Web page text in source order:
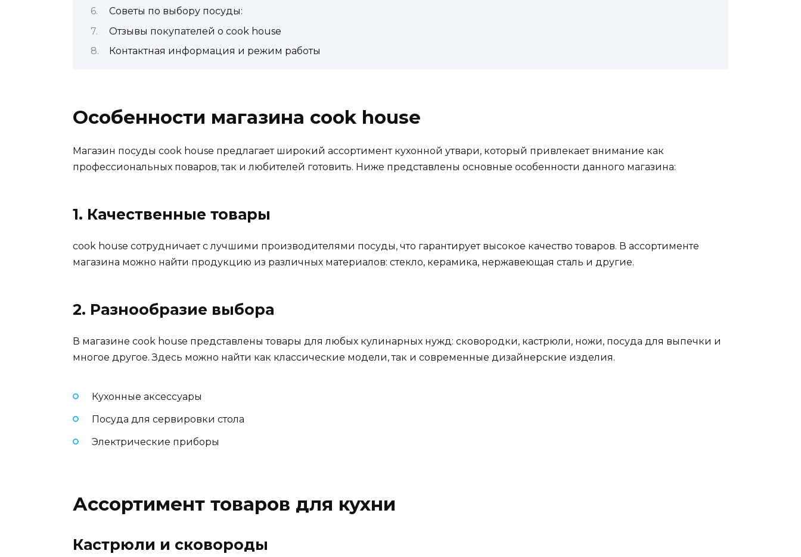
Советы по выбору посуды:
Отзывы покупателей о cook house
Контактная информация и режим работы
Особенности магазина cook house
Магазин посуды cook house предлагает широкий ассортимент кухонной утвари, который привлекает внимание как
профессиональных поваров, так и любителей готовить. Ниже представлены основные особенности данного магазина:
1. Качественные товары
cook house сотрудничает с лучшими производителями посуды, что гарантирует высокое качество товаров. В ассортименте
магазина можно найти продукцию из различных материалов: стекло, керамика, нержавеющая сталь и другие.
2. Разнообразие выбора
В магазине cook house представлены товары для любых кулинарных нужд: сковородки, кастрюли, ножи, посуда для выпечки и
многое другое. Здесь можно найти как классические модели, так и современные дизайнерские изделия.
Кухонные аксессуары
Посуда для сервировки стола
Электрические приборы
Ассортимент товаров для кухни
Кастрюли и сковороды